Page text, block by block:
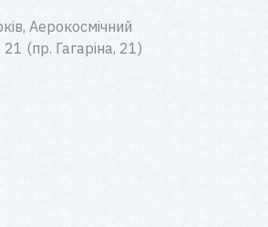
Аерокосмічний
(пр. Гагаріна, 21)